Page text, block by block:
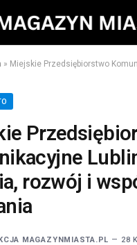
» Miejskie Przedsiębiorstwo Komunikacyjne Lublin –
rozwój i
MAGAZYNMIASTA.PL 28